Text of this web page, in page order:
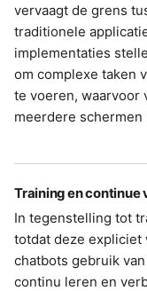
vervaagt de grens
traditionele
implementaties
om complexe taken
te voeren, waarvoor
meerdere
Training en continue
In tegenstelling tot
totdat deze expliciet
chatbots gebruik
continu leren en